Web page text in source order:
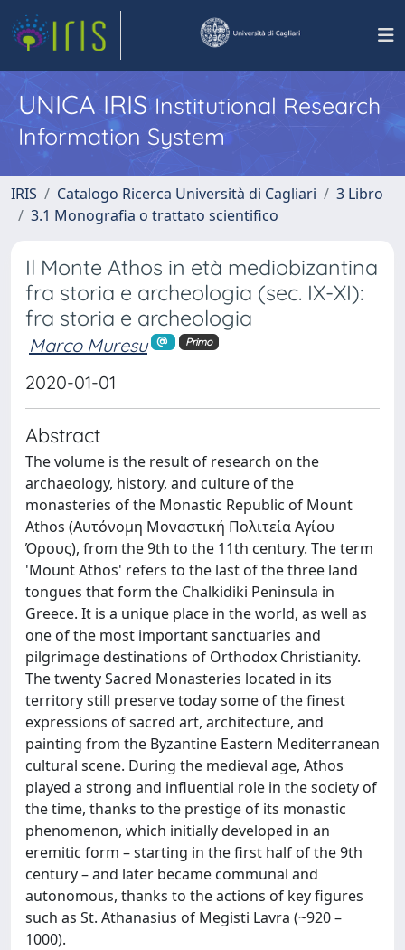
UNICA IRISInstitutional Research
Information System
IRIS Catalogo Ricerca Università di Cagliari
3 Libro
3.1 Monografia o trattato scientifico
Il Monte Athos in età mediobizantina
fra storia e archeologia (sec. IX-XI):
fra storia e archeologia
Marco Muresu Primo
2020-01-01
Abstract
The volume is the result of research on the
archaeology, history, and culture of the
monasteries of the Monastic Republic of Mount
Athos (Αυτόνομη Μοναστική Πολιτεία Αγίου
Όρους), from the 9th to the 11th century. The term
'Mount Athos' refers to the last of the three land
tongues that form the Chalkidiki Peninsula in
Greece. It is a unique place in the world, as well as
one of the most important sanctuaries and
pilgrimage destinations of Orthodox Christianity.
The twenty Sacred Monasteries located in its
territory still preserve today some of the finest
expressions of sacred art, architecture, and
painting from the Byzantine Eastern Mediterranean
cultural scene. During the medieval age, Athos
played a strong and influential role in the society of
the time, thanks to the prestige of its monastic
phenomenon, which initially developed in an
eremitic form – starting in the first half of the 9th
century – and later became communal and
autonomous, thanks to the actions of key figures
such as St. Athanasius of Megisti Lavra (~920 –
1000).